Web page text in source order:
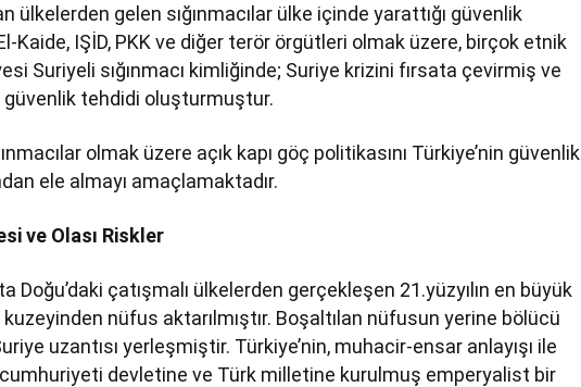
ülkelerden gelen sığınmacılar ülke içinde yarattığı güvenlik
Kaide, IŞİD, PKK ve diğer terör örgütleri olmak üzere, birçok etnik
Suriyeli sığınmacı kimliğinde; Suriye krizini fırsata çevirmiş ve
güvenlik tehdidi oluşturmuştur.
olmak üzere açık kapı göç politikasını Türkiye’nin güvenlik
ele almayı amaçlamaktadır.
ve Olası Riskler
Doğu’daki çatışmalı ülkelerden gerçekleşen 21.yüzyılın en büyük
kuzeyinden nüfus aktarılmıştır. Boşaltılan nüfusun yerine bölücü
uzantısı yerleşmiştir. Türkiye’nin, muhacir-ensar anlayışı ile
devletine ve Türk milletine kurulmuş emperyalist bir